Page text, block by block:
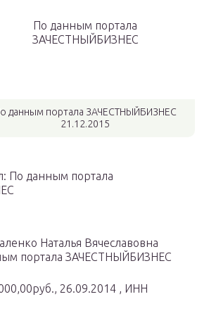
По данным портала
ЗАЧЕСТНЫЙБИЗНЕС
данным портала ЗАЧЕСТНЫЙБИЗНЕС
21.12.2015
По данным портала
Наталья Вячеславовна
портала ЗАЧЕСТНЫЙБИЗНЕС
26.09.2014 , ИНН